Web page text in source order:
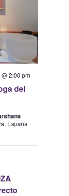
del
2:00 pm
España